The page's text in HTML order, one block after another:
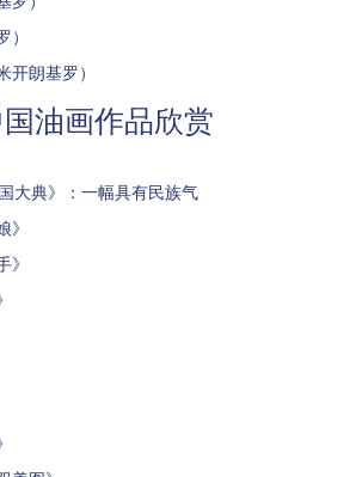
朗基罗）
油画作品欣赏
大典》：一幅具有民族气